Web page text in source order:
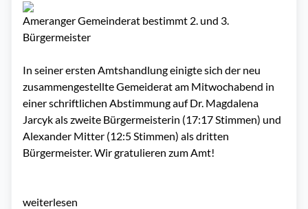
Ameranger Gemeinderat bestimmt 2. und 3.
Bürgermeister
In seiner ersten Amtshandlung einigte sich der neu
zusammengestellte Gemeiderat am Mitwochabend in
einer schriftlichen Abstimmung auf Dr. Magdalena
Jarcyk als zweite Bürgermeisterin (17:17 Stimmen) und
Alexander Mitter (12:5 Stimmen) als dritten
Bürgermeister. Wir gratulieren zum Amt!
weiterlesen